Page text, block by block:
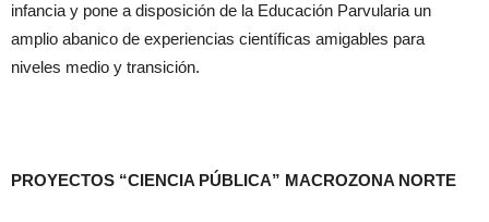
infancia y pone a disposición de la Educación Parvularia un
amplio abanico de experiencias científicas amigables para
niveles medio y transición.
PROYECTOS “CIENCIA PÚBLICA” MACROZONA NORTE